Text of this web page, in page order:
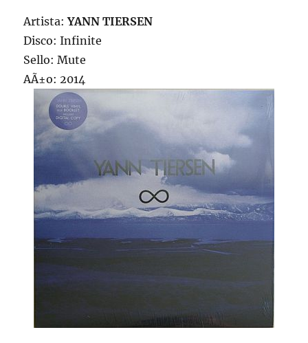
Artista:YANN TIERSEN
Disco: Infinite
Sello: Mute
AÃ±o: 2014